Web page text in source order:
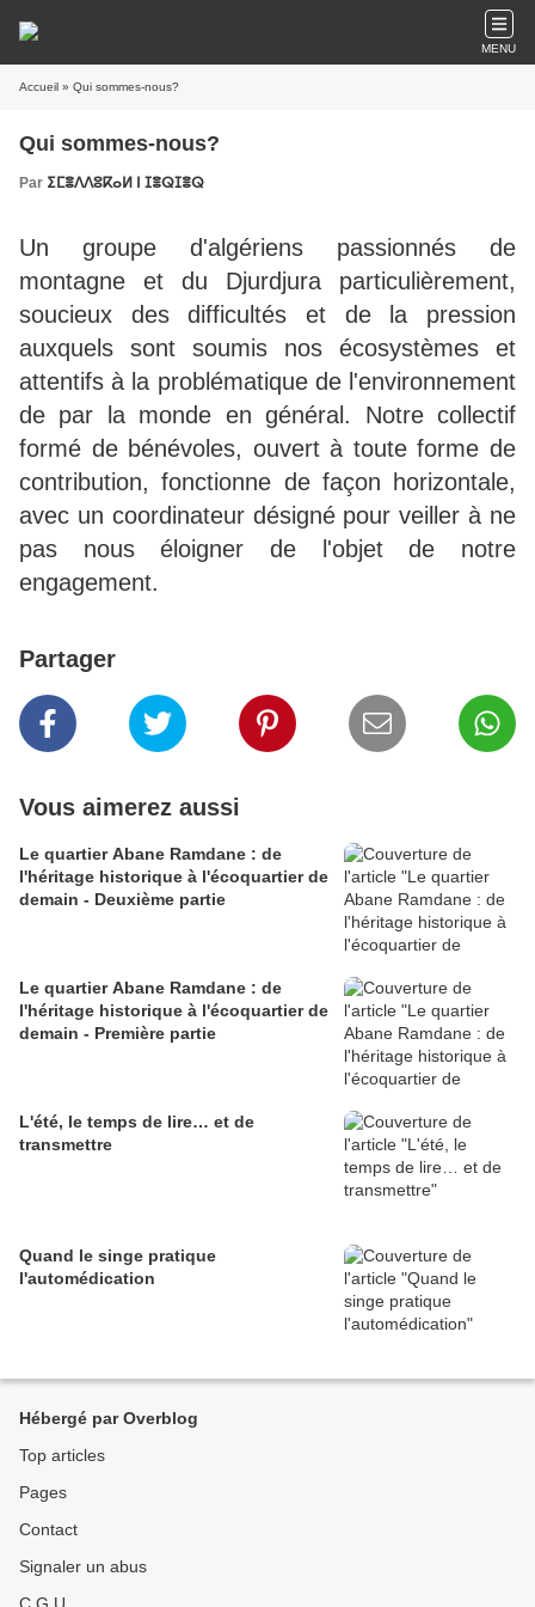
MENU
Accueil » Qui sommes-nous?
Qui sommes-nous?
Par ⵉⵎⴻⴷⴷⵓⴽⴰⵍ ⵏ ⵊⴻⵕⵊⴻⵕ
Un groupe d'algériens passionnés de
montagne et du Djurdjura particulièrement,
soucieux des difficultés et de la pression
auxquels sont soumis nos écosystèmes et
attentifs à la problématique de l'environnement
de par la monde en général. Notre collectif
formé de bénévoles, ouvert à toute forme de
contribution, fonctionne de façon horizontale,
avec un coordinateur désigné pour veiller à ne
pas nous éloigner de l'objet de notre
engagement.
Partager
Vous aimerez aussi
Le quartier Abane Ramdane : de
l'héritage historique à l'écoquartier de
demain - Deuxième partie
Le quartier Abane Ramdane : de
l'héritage historique à l'écoquartier de
demain - Première partie
L'été, le temps de lire… et de
transmettre
Quand le singe pratique
l'automédication
Hébergé par Overblog
Top articles
Pages
Contact
Signaler un abus